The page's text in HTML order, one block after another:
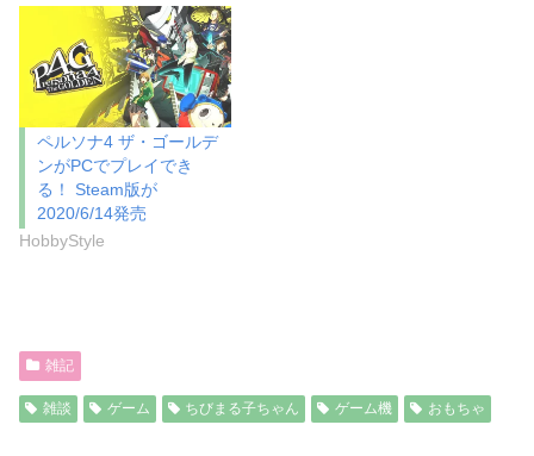
ま
)
い
ウ
ィ
ン
ド
ウ
で
開
き
ま
す
)
ペルソナ4 ザ・ゴールデ
ンがPCでプレイでき
る！ Steam版が
2020/6/14発売
HobbyStyle
雑記
雑談 ゲーム ちびまる子ちゃん ゲーム機 おもちゃ